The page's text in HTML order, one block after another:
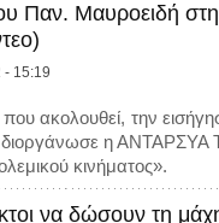
Παν. Μαυροειδή
- 15:19
που ακολουθεί, την
η ΑΝΤΑΡΣΥΑ
κινήματος».
να δώσουν τη